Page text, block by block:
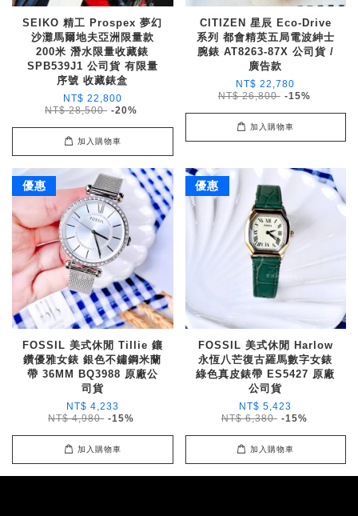
SEIKO 精工 Prospex 夢幻
沙灘馬爾地夫亞洲限量款
200米 潛水限量收藏錶
SPB539J1 公司貨 有限量
序號 收藏錶盒
NT$ 22,800
NT$ 28,500 -20%
加入購物車
CITIZEN 星辰 Eco-Drive
系列 都會精英五局電波紳士
腕錶 AT8263-87X 公司貨 /
廣告款
NT$ 22,780
NT$ 26,800 -15%
加入購物車
優惠
FOSSIL 美式休閒 Tillie 鑲
鑽優雅女錶 銀色不鏽鋼米蘭
帶 36MM BQ3988 原廠公
司貨
NT$ 4,233
NT$ 4,980 -15%
加入購物車
優惠
FOSSIL 美式休閒 Harlow
永恆八芒復古羅馬數字女錶
綠色真皮錶帶 ES5427 原廠
公司貨
NT$ 5,423
NT$ 6,380 -15%
加入購物車